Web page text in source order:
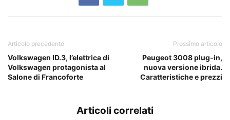
Articolo precedente
Volkswagen ID.3, l’elettrica di
Volkswagen protagonista al
Salone di Francoforte
Prossimo articolo
Peugeot 3008 plug-in,
nuova versione ibrida.
Caratteristiche e prezzi
Articoli correlati